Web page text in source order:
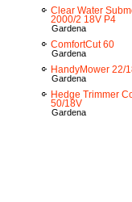
Clear Water
2000/2 18V P4
Gardena
ComfortCut 60
Gardena
HandyMower 22/
Gardena
Hedge Trimmer
50/18V
Gardena